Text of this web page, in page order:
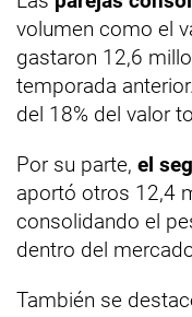
volumen como el
gastaron 12,6
temporada
del 18% del valor
Por su parte, el
aportó otros 12,4
consolidando el
dentro del
También se